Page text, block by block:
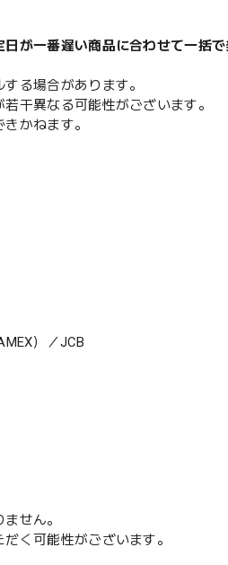
が一番遅い商品に合わせて一括で
る場合があります。
干異なる可能性がございます。
かねます。
）／JCB
せん。
く可能性がございます。